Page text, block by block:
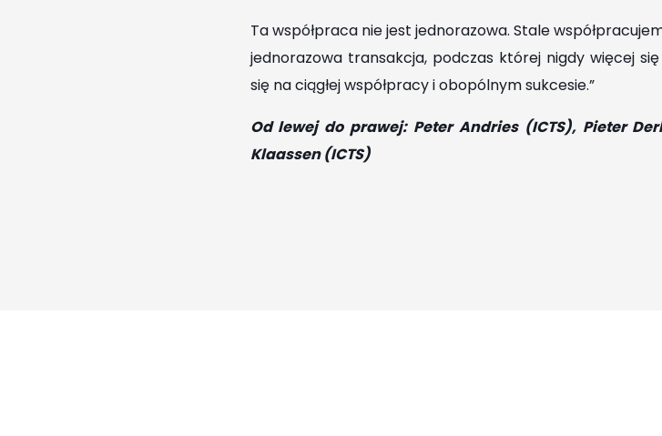
Ta współpraca nie jest jednorazowa. Stale
jednorazowa transakcja, podczas której nigdy więcej
się na ciągłej współpracy i obopólnym sukcesie.”
Od lewej do prawej: Peter Andries (ICTS), Pieter
Klaassen (ICTS)